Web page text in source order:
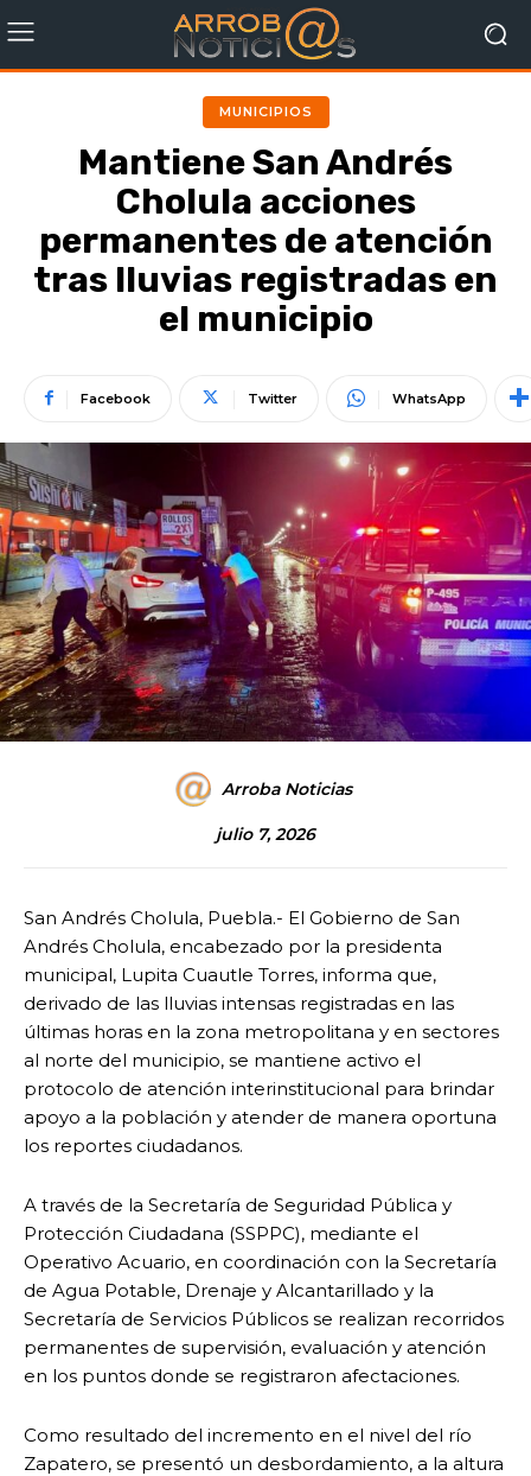
MUNICIPIOS
Mantiene San Andrés
Cholula acciones
permanentes de atención
tras lluvias registradas en
el municipio
Facebook Twitter WhatsApp
Arroba Noticias
julio 7, 2026
San Andrés Cholula, Puebla.- El Gobierno de San
Andrés Cholula, encabezado por la presidenta
municipal, Lupita Cuautle Torres, informa que,
derivado de las lluvias intensas registradas en las
últimas horas en la zona metropolitana y en sectores
al norte del municipio, se mantiene activo el
protocolo de atención interinstitucional para brindar
apoyo a la población y atender de manera oportuna
los reportes ciudadanos.
A través de la Secretaría de Seguridad Pública y
Protección Ciudadana (SSPPC), mediante el
Operativo Acuario, en coordinación con la Secretaría
de Agua Potable, Drenaje y Alcantarillado y la
Secretaría de Servicios Públicos se realizan recorridos
permanentes de supervisión, evaluación y atención
en los puntos donde se registraron afectaciones.
Como resultado del incremento en el nivel del río
Zapatero, se presentó un desbordamiento, a la altura